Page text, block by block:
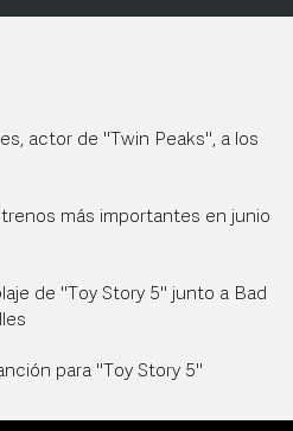
actor de "Twin Peaks", a los
más importantes en junio
de "Toy Story 5" junto a Bad
para "Toy Story 5"